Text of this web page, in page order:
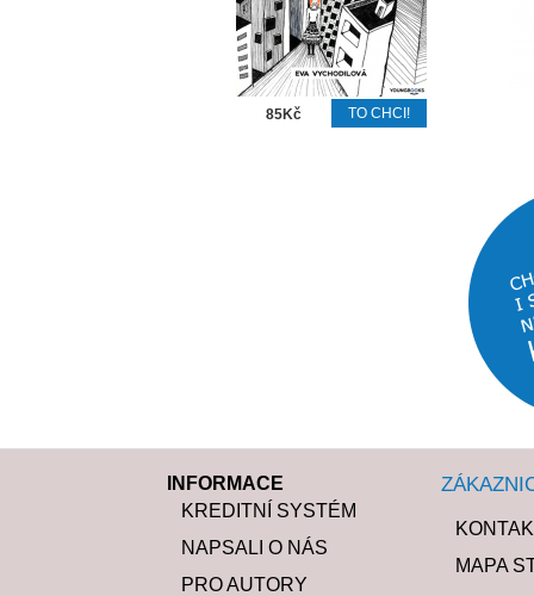
85Kč
INFORMACE
KREDITNÍ SYSTÉM
NAPSALI O NÁS
PRO AUTORY
MAPA